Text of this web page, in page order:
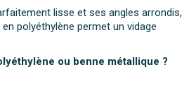
lisse et ses angles arrondis,
en polyéthylène permet un vidage
ou benne métallique ?